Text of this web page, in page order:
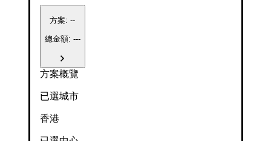
方案: --
總金額: ---
方案概覽
已選城市
香港